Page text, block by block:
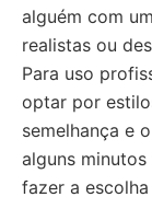
alguém com
realistas ou
Para uso
optar por
semelhança e
alguns
fazer a